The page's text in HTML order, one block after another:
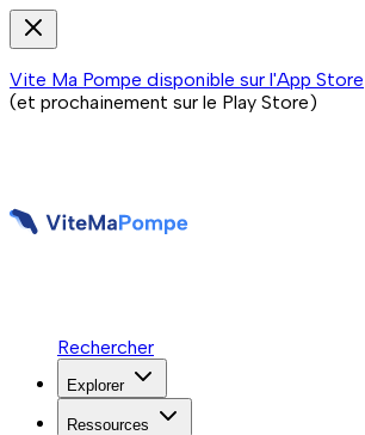
Vite Ma Pompe disponible sur l'App Store
(et prochainement sur le Play Store)
Rechercher
Explorer
Ressources